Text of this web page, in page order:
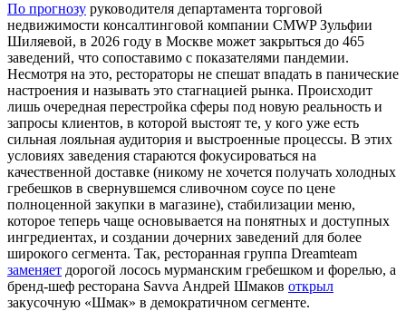
По прогнозу руководителя департамента торговой
недвижимости консалтинговой компании CMWP Зульфии
Шиляевой, в 2026 году в Москве может закрыться до 465
заведений, что сопоставимо с показателями пандемии.
Несмотря на это, рестораторы не спешат впадать в панические
настроения и называть это стагнацией рынка. Происходит
лишь очередная перестройка сферы под новую реальность и
запросы клиентов, в которой выстоят те, у кого уже есть
сильная лояльная аудитория и выстроенные процессы. В этих
условиях заведения стараются фокусироваться на
качественной доставке (никому не хочется получать холодных
гребешков в свернувшемся сливочном соусе по цене
полноценной закупки в магазине), стабилизации меню,
которое теперь чаще основывается на понятных и доступных
ингредиентах, и создании дочерних заведений для более
широкого сегмента. Так, ресторанная группа Dreamteam
заменяет дорогой лосось мурманским гребешком и форелью, а
бренд-шеф ресторана Savva Андрей Шмаков открыл
закусочную «Шмак» в демократичном сегменте.